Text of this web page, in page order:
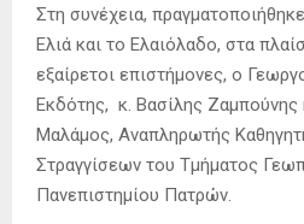
Στη συνέχεια,
Ελιά και το Ελαιόλαδο, στα
εξαίρετοι επιστήμονες, ο
Εκδότης, κ. Βασίλης Ζαμπούνης
Μαλάμος, Αναπληρωτής
Στραγγίσεων του Τμήματος
Πανεπιστημίου Πατρών.